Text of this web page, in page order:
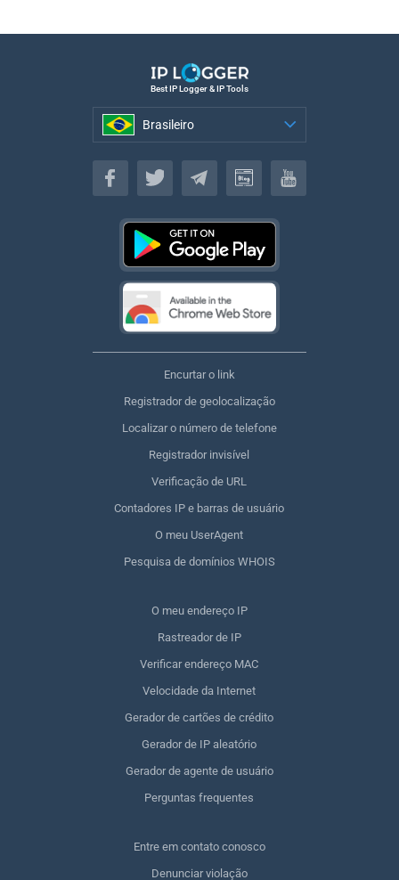
Best IP Logger & IP Tools
Brasileiro
Brasileiro
Encurtar o link
Registrador de geolocalização
Localizar o número de telefone
Registrador invisível
Verificação de URL
Contadores IP e barras de usuário
O meu UserAgent
Pesquisa de domínios WHOIS
O meu endereço IP
Rastreador de IP
Verificar endereço MAC
Velocidade da Internet
Gerador de cartões de crédito
Gerador de IP aleatório
Gerador de agente de usuário
Perguntas frequentes
Entre em contato conosco
Denunciar violação